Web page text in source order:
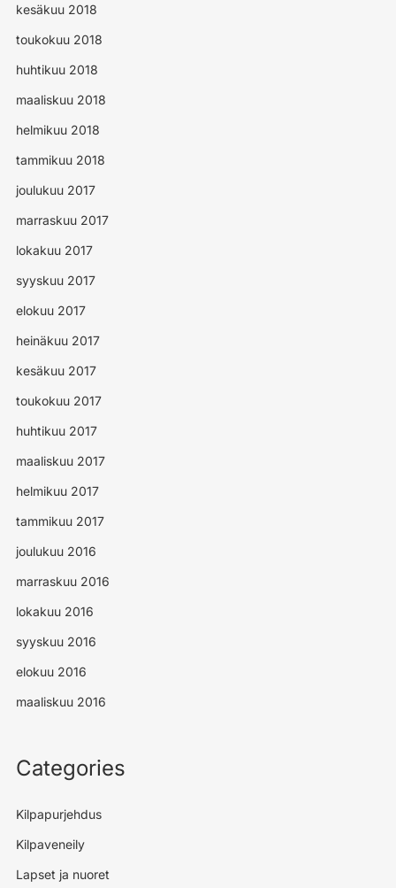
kesäkuu 2018
toukokuu 2018
huhtikuu 2018
maaliskuu 2018
helmikuu 2018
tammikuu 2018
joulukuu 2017
marraskuu 2017
lokakuu 2017
syyskuu 2017
elokuu 2017
heinäkuu 2017
kesäkuu 2017
toukokuu 2017
huhtikuu 2017
maaliskuu 2017
helmikuu 2017
tammikuu 2017
joulukuu 2016
marraskuu 2016
lokakuu 2016
syyskuu 2016
elokuu 2016
maaliskuu 2016
Categories
Kilpapurjehdus
Kilpaveneily
Lapset ja nuoret